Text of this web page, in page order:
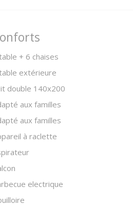
+ 6 chaises
extérieure
double 140x200
aux familles
aux familles
à raclette
electrique